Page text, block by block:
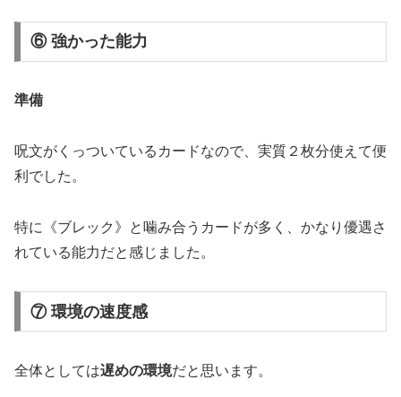
⑥ 強かった能力
準備
呪文がくっついているカードなので、実質２枚分使えて便
利でした。
特に《ブレック》と噛み合うカードが多く、かなり優遇さ
れている能力だと感じました。
⑦ 環境の速度感
全体としては遅めの環境だと思います。